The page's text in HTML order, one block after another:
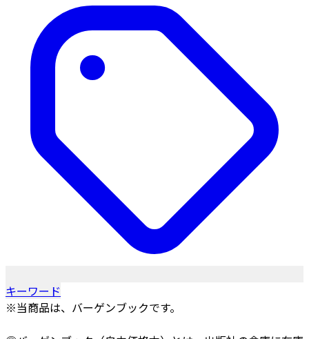
キーワード
※当商品は、バーゲンブックです。